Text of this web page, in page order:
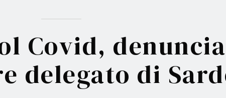
Covid,
delegato di